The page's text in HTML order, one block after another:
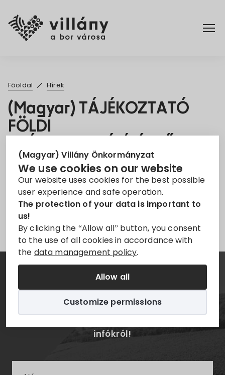
(Magyar) Villány Önkormányzat
We use cookies on our website
Our website uses cookies for the best possible
user experience and safe operation.
The protection of your data is important to
us!
By clicking the “Allow all” button, you consent
to the use of all cookies in accordance with
the data management policy.
Allow all
Customize permissions
Rendelettár
Főoldal Hírek
(Magyar) TÁJÉKOZTATÓ
FÖLDI
26. Jun 2023
Sorry, this entry is only available in Magyar
Hírlevél
infókról!